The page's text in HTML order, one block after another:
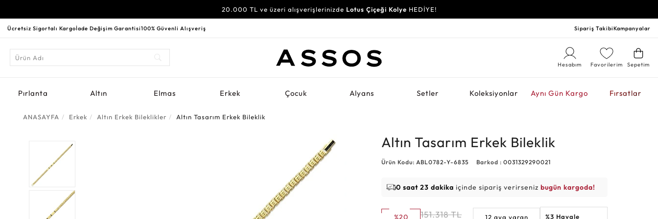
20.000 TL ve üzeri alışverişlerinizde Lotus Çiçeği Kolye HEDİYE!
Ücretsiz Sigortalı Kargoİade Değişim Garantisi100% Güvenli Alışveriş Sipariş TakibiKampanyalar
Sepetim
Favorilerim
Hesabım
Pırlanta Altın Elmas Erkek Çocuk Alyans Setler Koleksiyonlar Aynı Gün Kargo Fırsatlar
ANASAYFA Erkek Altın Erkek Bileklikler Altın Tasarım Erkek Bileklik
Altın Tasarım Erkek Bileklik
Ürün Kodu: ABL0782-Y-6835 Barkod : 0031329290021
0 saat 23 dakika içinde sipariş verirsenizbugün kargoda!
%20
151.318 TL
12 aya varan
%3 Havale